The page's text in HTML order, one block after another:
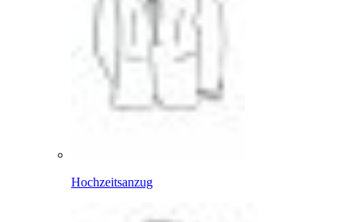
Hochzeitsanzug